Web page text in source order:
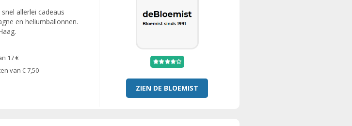
allerlei cadeaus
en heliumballonnen.
17 €
van € 7,50
ZIEN DE BLOEMIST